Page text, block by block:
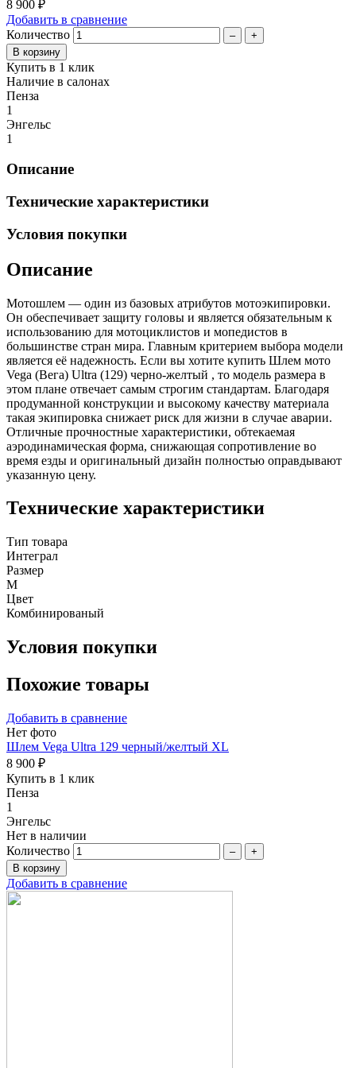
8 900 ₽
Добавить в сравнение
Количество
– +
Купить в 1 клик
Наличие в салонах
Пенза
1
Энгельс
1
Описание
Технические характеристики
Условия покупки
Описание
Мотошлем — один из базовых атрибутов мотоэкипировки.
Он обеспечивает защиту головы и является обязательным к
использованию для мотоциклистов и мопедистов в
большинстве стран мира. Главным критерием выбора модели
является её надежность. Если вы хотите купить Шлем мото
Vega (Вега) Ultra (129) черно-желтый , то модель размера в
этом плане отвечает самым строгим стандартам. Благодаря
продуманной конструкции и высокому качеству материала
такая экипировка снижает риск для жизни в случае аварии.
Отличные прочностные характеристики, обтекаемая
аэродинамическая форма, снижающая сопротивление во
время езды и оригинальный дизайн полностью оправдывают
указанную цену.
Технические характеристики
Тип товара
Интеграл
Размер
M
Цвет
Комбинированый
Условия покупки
Похожие товары
Добавить в сравнение
Нет фото
Шлем Vega Ultra 129 черный/желтый XL
8 900 ₽
Купить в 1 клик
Пенза
1
Энгельс
Нет в наличии
Количество
– +
Добавить в сравнение